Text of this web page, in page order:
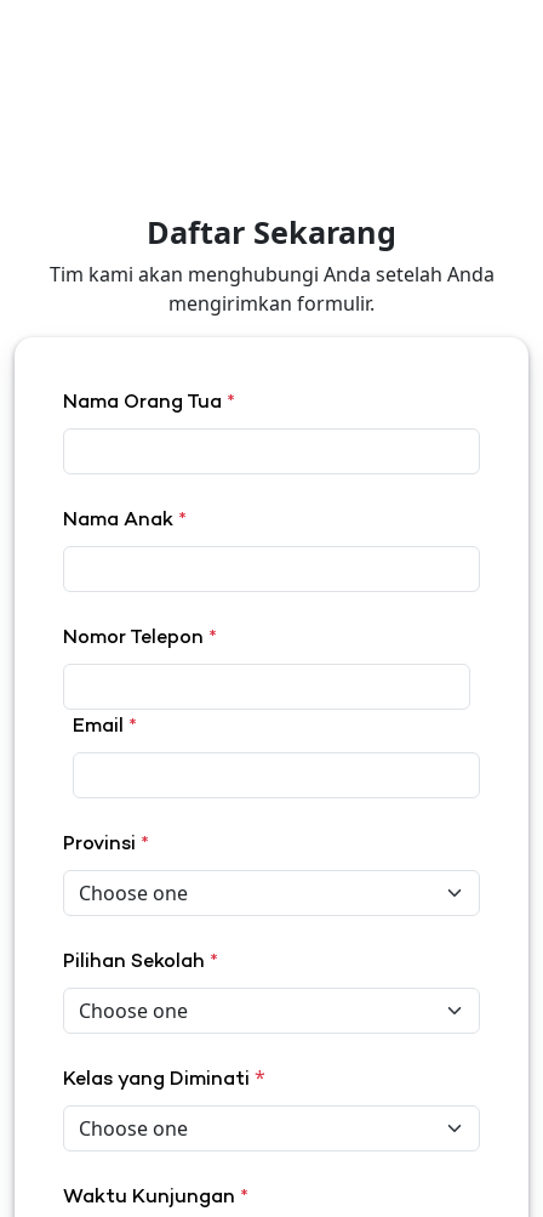
Daftar Sekarang
Tim kami akan menghubungi Anda setelah Anda
mengirimkan formulir.
Nama Orang Tua *
Nama Anak *
Nomor Telepon *
Email *
Provinsi *
Pilihan Sekolah *
Kelas yang Diminati *
Waktu Kunjungan *